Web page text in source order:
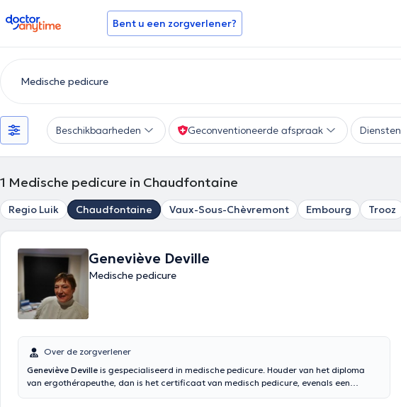
doctoranytime Bent u een zorgverlener?
Beschikbaarheden Geconventioneerde afspraak Diensten
1 Medische pedicure in Chaudfontaine
Regio Luik Chaudfontaine Vaux-Sous-Chèvremont Embourg Trooz
Geneviève Deville
Medische pedicure
Over de zorgverlener
Geneviève Deville is gespecialiseerd in medische pedicure. Houder van het diploma
van ergothérapeuthe, dan is het certificaat van medisch pedicure, evenals een